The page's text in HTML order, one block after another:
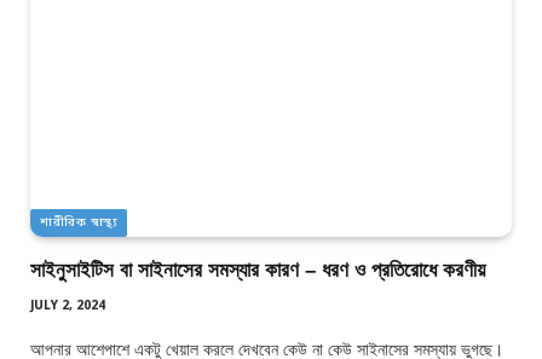
শারীরিক স্বাস্থ্য
সাইনুসাইটিস বা সাইনাসের সমস্যার কারণ – ধরণ ও প্রতিরোধে করণীয়
JULY 2, 2024
আপনার আশেপাশে একটু খেয়াল করলে দেখবেন কেউ না কেউ সাইনাসের সমস্যায় ভুগছে।